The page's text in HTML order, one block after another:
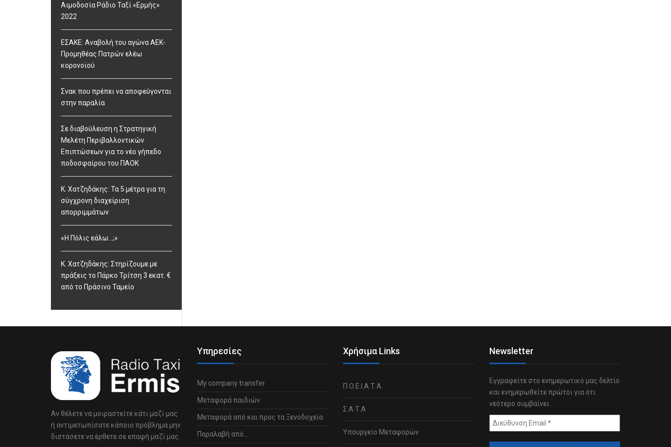
Αιμοδοσία Ράδιο Ταξί «Ερμής»
2022
ΕΣΑΚΕ: Αναβολή του αγώνα ΑΕΚ-
Προμηθέας Πατρών ελέω
κορονοϊού
Σνακ που πρέπει να αποφεύγονται
στην παραλία
Σε διαβούλευση η Στρατηγική
Μελέτη Περιβαλλοντικών
Επιπτώσεων για το νέο γήπεδο
ποδοσφαίρου του ΠΑΟΚ
Κ. Χατζηδάκης: Τα 5 μέτρα για τη
σύγχρονη διαχείριση
απορριμμάτων
«Η Πόλις εάλω…;»
Κ. Χατζηδάκης: Στηρίζουμε με
πράξεις το Πάρκο Τρίτση 3 εκατ. €
από το Πράσινο Ταμείο
Αν θέλετε να μοιραστείτε κάτι μαζί μας
ή αντιμετωπίσατε κάποιο πρόβλημα μην
διστάσετε να έρθετε σε επαφή μαζί μας.
Υπηρεσίες
My company transfer
Μεταφορά παιδιών
Μεταφορά από και προς τα Ξενοδοχεία
Παραλαβή από…
Χρήσιμα Links
Π.Ο.Ε.Ι.Α.Τ.Α.
Σ.Α.Τ.Α
Υπουργείο Μεταφορών
Newsletter
Εγγραφείτε στο ενημερωτικό μας δελτίο
και ενημερωθείτε πρώτοι για ότι
νεότερο συμβαίνει.